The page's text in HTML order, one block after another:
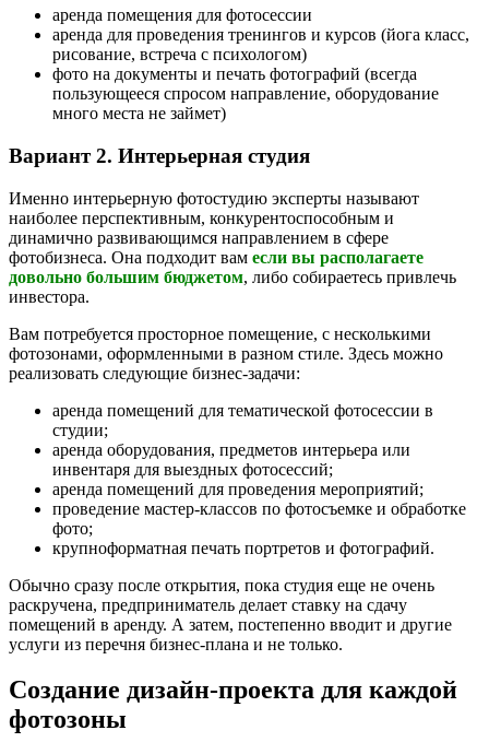
аренда помещения для фотосессии
аренда для проведения тренингов и курсов (йога класс,
рисование, встреча с психологом)
фото на документы и печать фотографий (всегда
пользующееся спросом направление, оборудование
много места не займет)
Вариант 2. Интерьерная студия
Именно интерьерную фотостудию эксперты называют
наиболее перспективным, конкурентоспособным и
динамично развивающимся направлением в сфере
фотобизнеса. Она подходит вам если вы располагаете
довольно большим бюджетом, либо собираетесь привлечь
инвестора.
Вам потребуется просторное помещение, с несколькими
фотозонами, оформленными в разном стиле. Здесь можно
реализовать следующие бизнес-задачи:
аренда помещений для тематической фотосессии в
студии;
аренда оборудования, предметов интерьера или
инвентаря для выездных фотосессий;
аренда помещений для проведения мероприятий;
проведение мастер-классов по фотосъемке и обработке
фото;
крупноформатная печать портретов и фотографий.
Обычно сразу после открытия, пока студия еще не очень
раскручена, предприниматель делает ставку на сдачу
помещений в аренду. А затем, постепенно вводит и другие
услуги из перечня бизнес-плана и не только.
Создание дизайн-проекта для каждой
фотозоны